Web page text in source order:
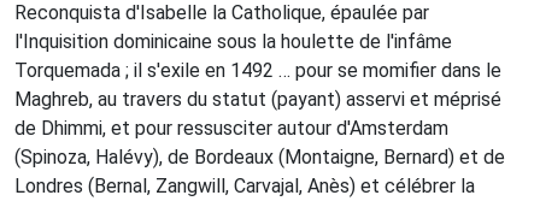
Reconquista d'Isabelle la Catholique, épaulée par
l'Inquisition dominicaine sous la houlette de l'infâme
Torquemada ; il s'exile en 1492 … pour se momifier dans le
Maghreb, au travers du statut (payant) asservi et méprisé
de Dhimmi, et pour ressusciter autour d'Amsterdam
(Spinoza, Halévy), de Bordeaux (Montaigne, Bernard) et de
Londres (Bernal, Zangwill, Carvajal, Anès) et célébrer la